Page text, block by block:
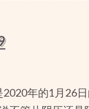
年的1月26日